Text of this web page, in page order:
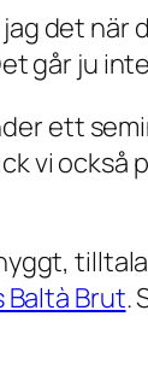
det när
går ju
ett
vi också
Baltà Brut.